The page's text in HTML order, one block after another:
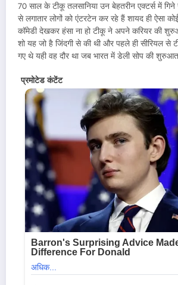
70 साल के टीकू तलसानिया उन बेहतरीन एक्टर्स में
से लगातार लोगों को एंटरटेन कर रहे हैं शायद ही ऐसा
कॉमेडी देखकर हंसा ना हो टीकू ने अपने करियर की
शो यह जो है जिंदगी से की थी और पहले ही सीरियल से
गए थे यही वह दौर था जब भारत में डेली सोप की